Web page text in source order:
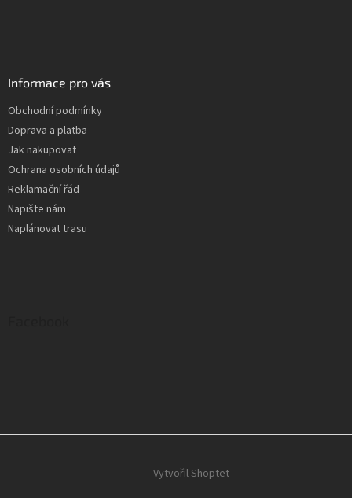
Informace pro vás
Obchodní podmínky
Doprava a platba
Jak nakupovat
Ochrana osobních údajů
Reklamační řád
Napište nám
Naplánovat trasu
Vytvořil Shoptet